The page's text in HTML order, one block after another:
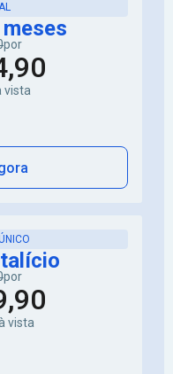
por
vista
por
vista